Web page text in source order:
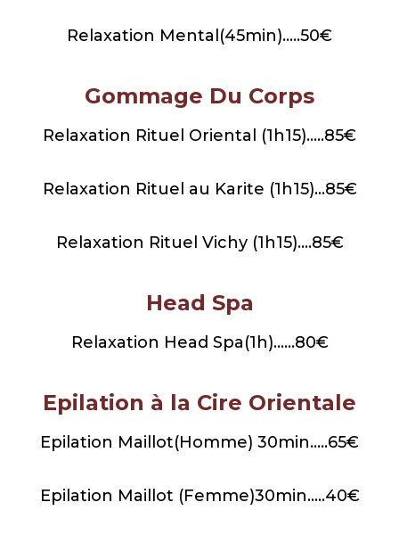
Relaxation Mental(45min)…..50€
Gommage Du Corps
Relaxation Rituel Oriental (1h15)…..85€
Relaxation Rituel au Karite (1h15)…85€
Relaxation Rituel Vichy (1h15)….85€
Head Spa
Relaxation Head Spa(1h)……80€
Epilation à la Cire Orientale
Epilation Maillot(Homme) 30min…..65€
Epilation Maillot (Femme)30min…..40€